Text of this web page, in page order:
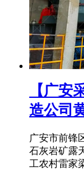
【广安
造公司
广安市前锋
石灰岩矿露
工农村雷家